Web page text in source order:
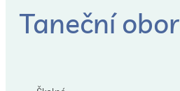
Taneční obor